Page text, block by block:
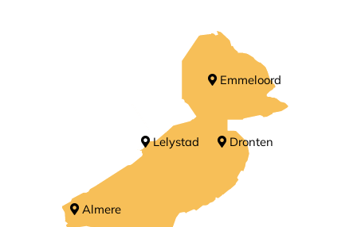
Lelystad
Almere
Dronten
Emmeloord